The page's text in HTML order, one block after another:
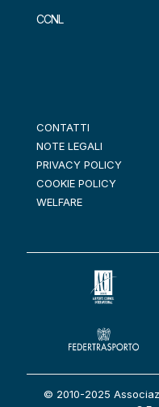
CCNL
CONTATTI
NOTE LEGALI
PRIVACY POLICY
COOKIE POLICY
WELFARE
© 2010-2025